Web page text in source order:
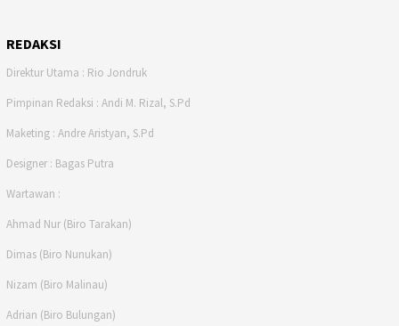
REDAKSI
Direktur Utama : Rio Jondruk
Pimpinan Redaksi : Andi M. Rizal, S.Pd
Maketing : Andre Aristyan, S.Pd
Designer : Bagas Putra
Wartawan :
Ahmad Nur (Biro Tarakan)
Dimas (Biro Nunukan)
Nizam (Biro Malinau)
Adrian (Biro Bulungan)